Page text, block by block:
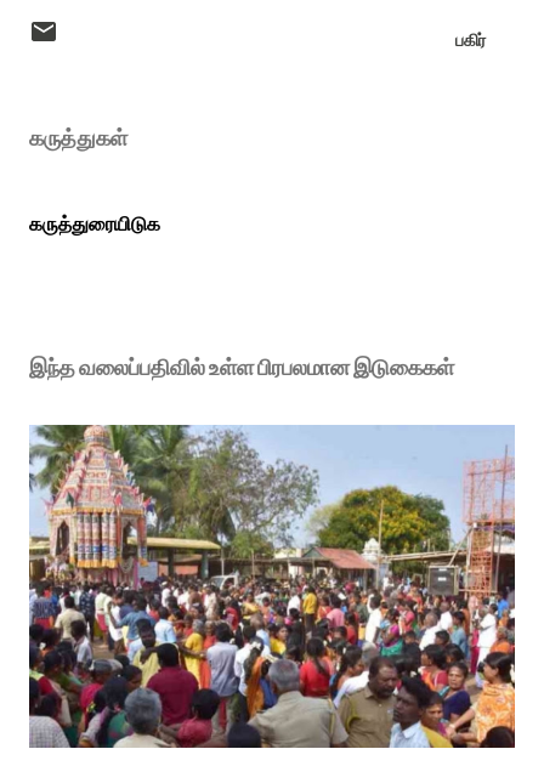
பகிர்
கருத்துகள்
கருத்துரையிடுக
இந்த வலைப்பதிவில் உள்ள பிரபலமான இடுகைகள்